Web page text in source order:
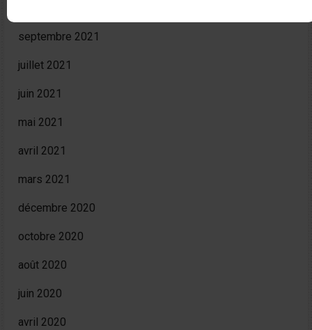
septembre 2021
juillet 2021
juin 2021
mai 2021
avril 2021
mars 2021
décembre 2020
octobre 2020
août 2020
juin 2020
avril 2020